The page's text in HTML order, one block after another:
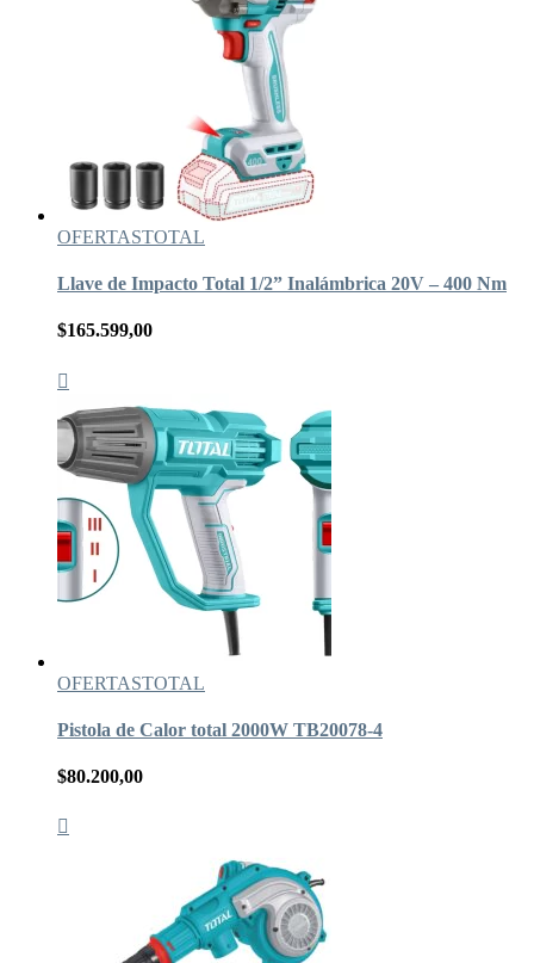
OFERTASTOTAL
Llave de Impacto Total 1/2” Inalámbrica 20V – 400 Nm
$165.599,00
OFERTASTOTAL
Pistola de Calor total 2000W TB20078-4
$80.200,00